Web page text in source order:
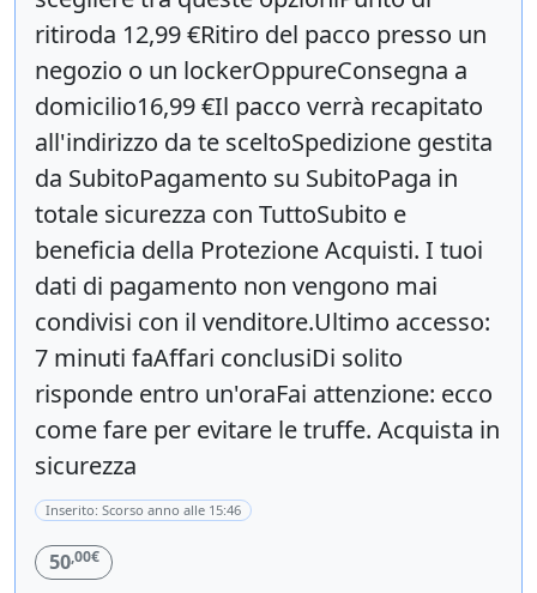
ritiroda 12,99 €Ritiro del pacco presso un
negozio o un lockerOppureConsegna a
domicilio16,99 €Il pacco verrà recapitato
all'indirizzo da te sceltoSpedizione gestita
da SubitoPagamento su SubitoPaga in
totale sicurezza con TuttoSubito e
beneficia della Protezione Acquisti. I tuoi
dati di pagamento non vengono mai
condivisi con il venditore.Ultimo accesso:
7 minuti faAffari conclusiDi solito
risponde entro un'oraFai attenzione: ecco
come fare per evitare le truffe. Acquista in
sicurezza
Inserito: Scorso anno alle 15:46
50,00€